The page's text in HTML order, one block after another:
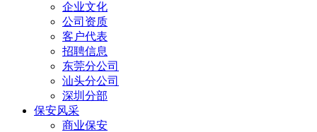
企业文化
公司资质
客户代表
招聘信息
东莞分公司
汕头分公司
深圳分部
保安风采
商业保安